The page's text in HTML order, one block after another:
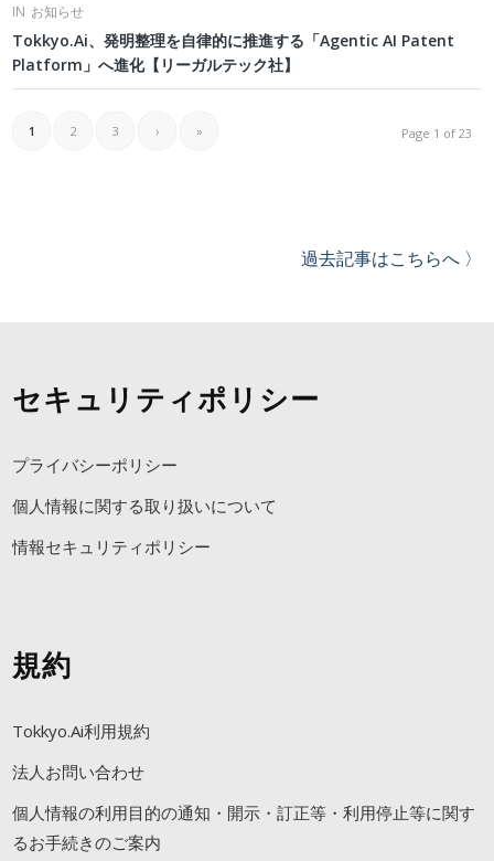
IN お知らせ
Tokkyo.Ai、発明整理を自律的に推進する「Agentic AI Patent
Platform」へ進化【リーガルテック社】
Page 1 of 23
1 2 3 › »
過去記事はこちらへ 〉
セキュリティポリシー
プライバシーポリシー
個人情報に関する取り扱いについて
情報セキュリティポリシー
規約
Tokkyo.Ai利用規約
法人お問い合わせ
個人情報の利用目的の通知・開示・訂正等・利用停止等に関す
るお手続きのご案内